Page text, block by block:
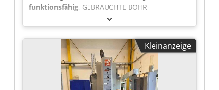
Informationen zu dieser Maschine,
einschließlich Spezifikationen,
Werkzeugausstattung, Inspektionsberichten und
funktionsfähig, GEBRAUCHTE BOHR-
FRÄSMASCHINE VON FERVI, SPINDELBOHRUNG
32 MM, MIT KREUZTISCH. Dcodszky Dbepfx Airok
Kleinanzeige